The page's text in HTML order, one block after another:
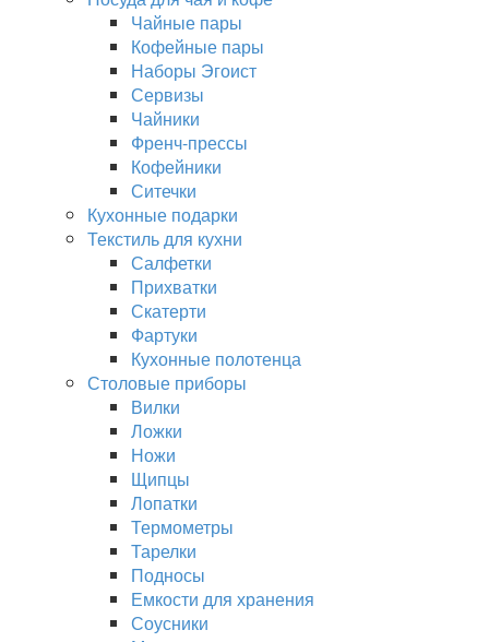
Чайные пары
Кофейные пары
Наборы Эгоист
Сервизы
Чайники
Френч-прессы
Кофейники
Ситечки
Кухонные подарки
Текстиль для кухни
Салфетки
Прихватки
Скатерти
Фартуки
Кухонные полотенца
Столовые приборы
Вилки
Ложки
Ножи
Щипцы
Лопатки
Термометры
Тарелки
Подносы
Емкости для хранения
Соусники